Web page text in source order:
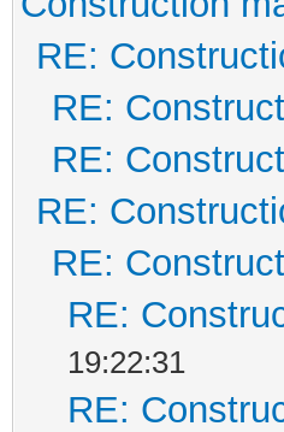
RE:
RE:
RE:
RE:
RE:
RE:
19:22:31
RE: